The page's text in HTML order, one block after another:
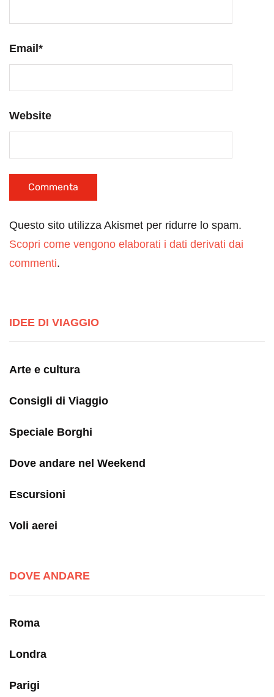
Email *
Website
Questo sito utilizza Akismet per ridurre lo spam.
Scopri come vengono elaborati i dati derivati dai
commenti.
IDEE DI VIAGGIO
Arte e cultura
Consigli di Viaggio
Speciale Borghi
Dove andare nel Weekend
Escursioni
Voli aerei
DOVE ANDARE
Roma
Londra
Parigi